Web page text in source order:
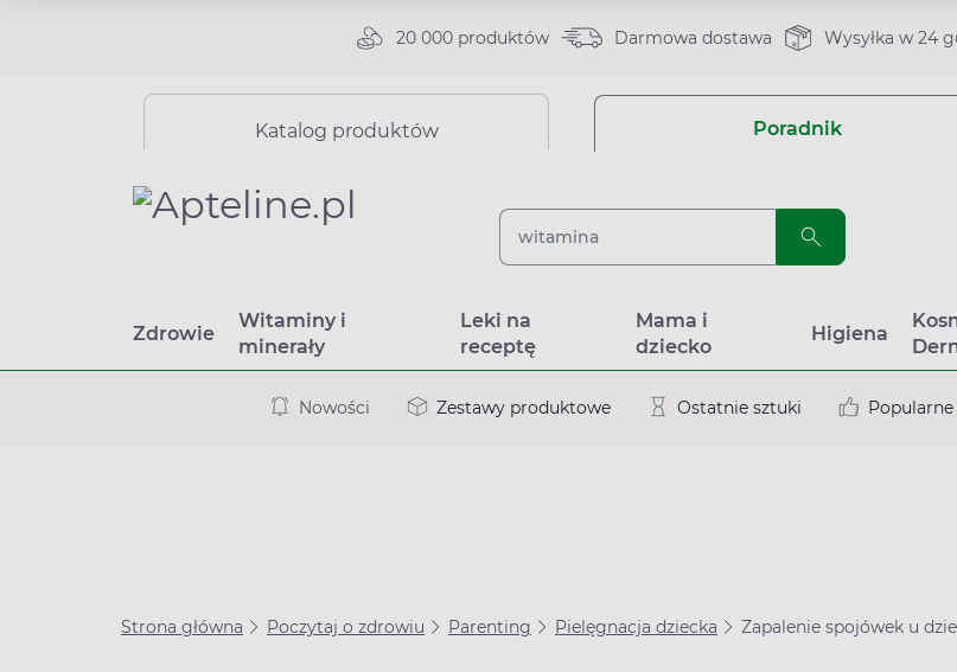
20 000 produktów Darmowa dostawa Wysyłka w 24
Katalog produktów Poradnik
Zdrowie
Witaminy i
minerały
Leki na
receptę
Mama i
dziecko
Higiena
Nowości Zestawy produktowe Ostatnie sztuki Popularne
Strona główna Poczytaj o zdrowiu Parenting Pielęgnacja dziecka Zapalenie spojówek u